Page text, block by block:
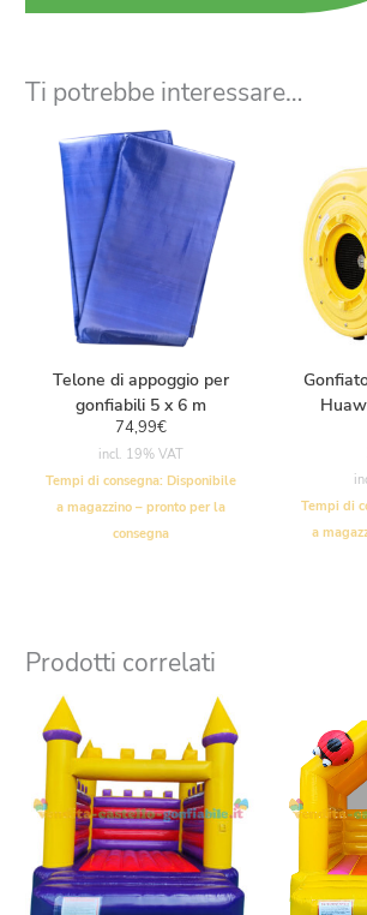
Ti potrebbe interessare…
Telone di appoggio per
gonfiabili 5 x 6 m
74,99€
incl. 19% VAT
Tempi di consegna: Disponibile
a magazzino – pronto per la
consegna
Tempi di
a
Prodotti correlati